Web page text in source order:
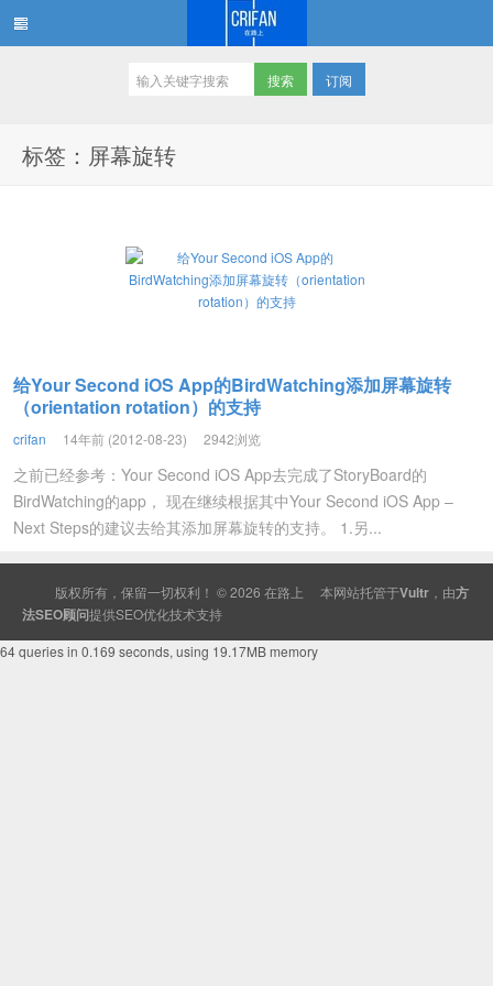
订阅
标签：屏幕旋转
给Your Second iOS App的BirdWatching添加屏幕旋转
（orientation rotation）的支持
crifan 14年前 (2012-08-23) 2942浏览
之前已经参考：Your Second iOS App去完成了StoryBoard的
BirdWatching的app， 现在继续根据其中Your Second iOS App –
Next Steps的建议去给其添加屏幕旋转的支持。 1.另...
版权所有，保留一切权利！ © 2026 在路上 本网站托管于Vultr ，由方
法SEO顾问提供SEO优化技术支持
64 queries in 0.169 seconds, using 19.17MB memory